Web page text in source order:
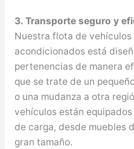
3. Transporte seguro y
Nuestra flota de
acondicionados está
pertenencias de manera
que se trate de un
o una mudanza a otra
vehículos están
de carga, desde muebles
gran tamaño.